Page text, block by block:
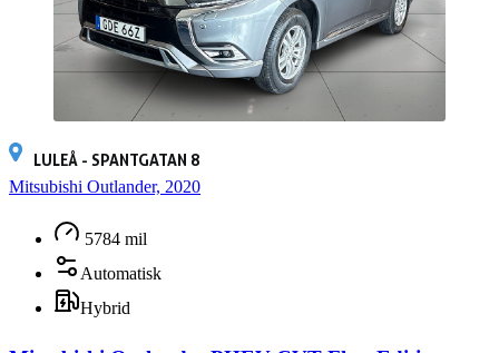
LULEÅ - SPANTGATAN 8
Mitsubishi Outlander, 2020
5784 mil
Automatisk
Hybrid